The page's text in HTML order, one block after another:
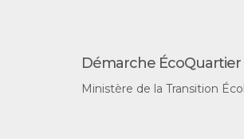
Démarche ÉcoQuartier
Ministère de la Transition